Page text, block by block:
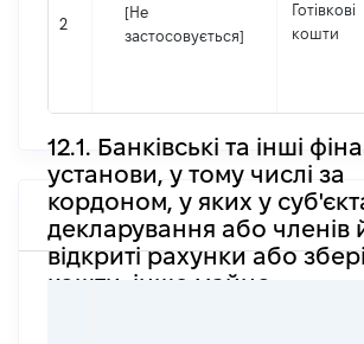
2
[Не
застосовується]
Готівкові
кошти
12.1. Банківські та інші
установи, у тому числі за
кордоном, у яких у
декларування або членів
відкриті рахунки або
кошти, інше майно